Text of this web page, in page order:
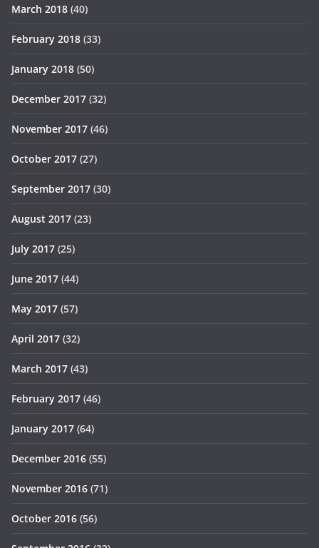
March 2018 (40)
February 2018 (33)
January 2018 (50)
December 2017 (32)
November 2017 (46)
October 2017 (27)
September 2017 (30)
August 2017 (23)
July 2017 (25)
June 2017 (44)
May 2017 (57)
April 2017 (32)
March 2017 (43)
February 2017 (46)
January 2017 (64)
December 2016 (55)
November 2016 (71)
October 2016 (56)